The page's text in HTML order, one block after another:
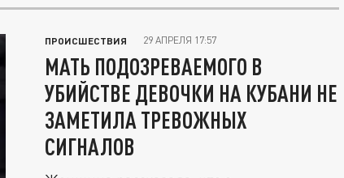
ПРОИСШЕСТВИЯ 29 АПРЕЛЯ 17:57
МАТЬ ПОДОЗРЕВАЕМОГО В
УБИЙСТВЕ ДЕВОЧКИ НА КУБАНИ НЕ
ЗАМЕТИЛА ТРЕВОЖНЫХ
СИГНАЛОВ